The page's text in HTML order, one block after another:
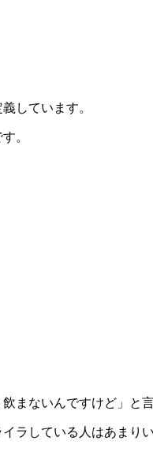
しています。
。
まないんですけど」と言
ラしている人はあまり